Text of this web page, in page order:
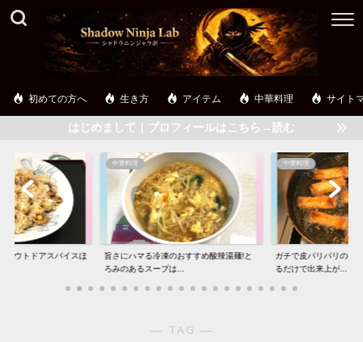
初めての方へ 生き方 アイテム 中華料理 サイト
はじめまして｜プロフィールはこちら→読む
アウトドアスパイスほ
中華料理
旨さにハマる冷凍のおすすめ酸辣湯麺!と
ろみのあるスープは...
中華料理
ガチで皮パリパリの春
るだけで出来上が...
― TAG ―